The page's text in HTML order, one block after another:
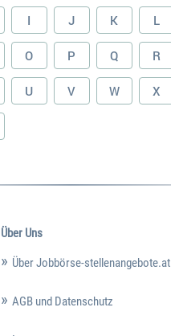
I J K L
O P Q R
U V W X
Über Uns
Über Jobbörse-stellenangebote.at
AGB und Datenschutz